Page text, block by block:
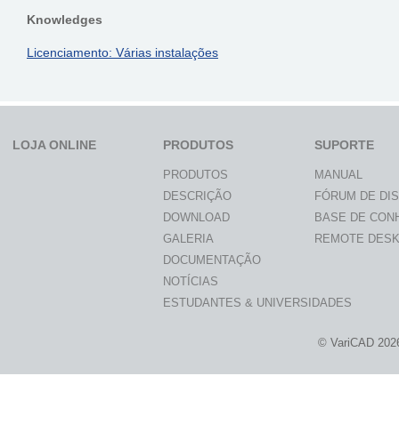
Knowledges
Licenciamento: Várias instalações
LOJA ONLINE PRODUTOS
PRODUTOS
DESCRIÇÃO
DOWNLOAD
GALERIA
DOCUMENTAÇÃO
NOTÍCIAS
ESTUDANTES & UNIVERSIDADES
SUPORTE
MANUAL
FÓRUM DE
BASE DE
REMOTE
© VariCAD